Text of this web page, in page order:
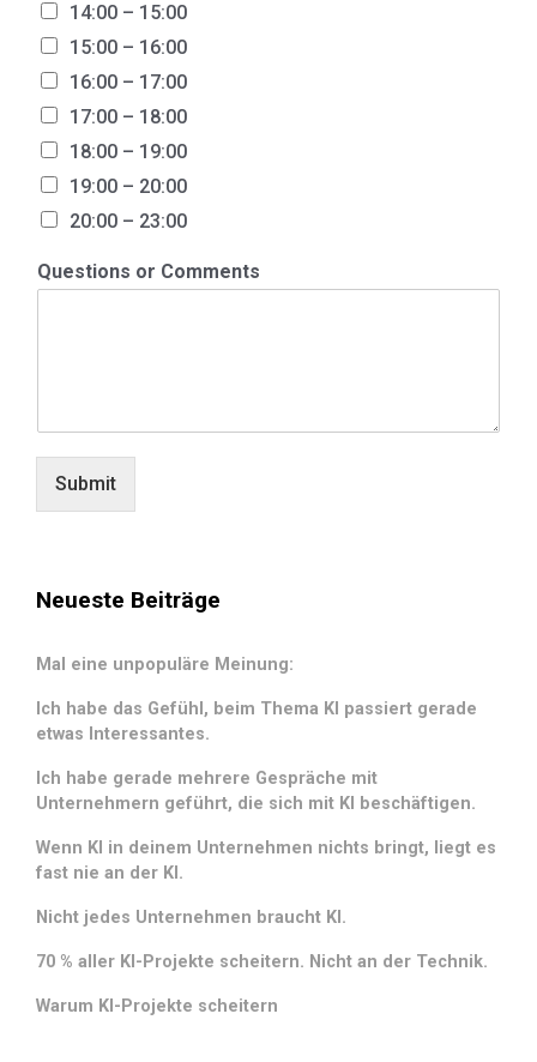
14:00 – 15:00
15:00 – 16:00
16:00 – 17:00
17:00 – 18:00
18:00 – 19:00
19:00 – 20:00
20:00 – 23:00
Questions or Comments
Submit
Neueste Beiträge
Mal eine unpopuläre Meinung:
Ich habe das Gefühl, beim Thema KI passiert gerade
etwas Interessantes.
Ich habe gerade mehrere Gespräche mit
Unternehmern geführt, die sich mit KI beschäftigen.
Wenn KI in deinem Unternehmen nichts bringt, liegt es
fast nie an der KI.
Nicht jedes Unternehmen braucht KI.
70 % aller KI-Projekte scheitern. Nicht an der Technik.
Warum KI-Projekte scheitern